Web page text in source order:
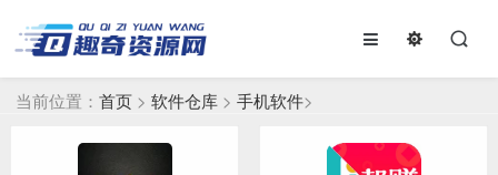
当前位置： 首页 > 软件仓库 > 手机软件>